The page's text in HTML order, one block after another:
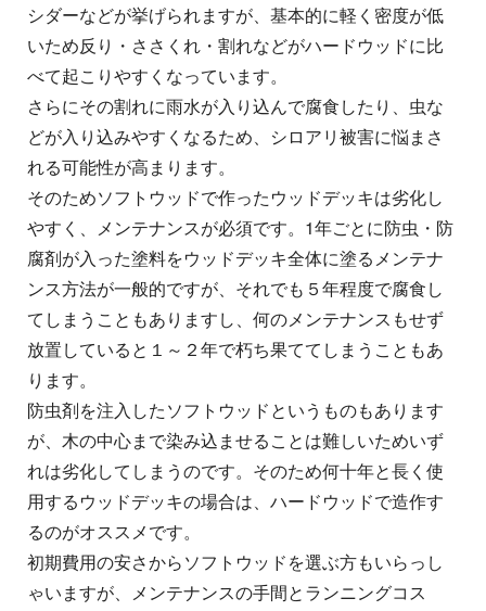
シダーなどが挙げられますが、基本的に軽く密度が低
いため反り・ささくれ・割れなどがハードウッドに比
べて起こりやすくなっています。
さらにその割れに雨水が入り込んで腐食したり、虫な
どが入り込みやすくなるため、シロアリ被害に悩まさ
れる可能性が高まります。
そのためソフトウッドで作ったウッドデッキは劣化し
やすく、メンテナンスが必須です。1年ごとに防虫・防
腐剤が入った塗料をウッドデッキ全体に塗るメンテナ
ンス方法が一般的ですが、それでも５年程度で腐食し
てしまうこともありますし、何のメンテナンスもせず
放置していると１～２年で朽ち果ててしまうこともあ
ります。
防虫剤を注入したソフトウッドというものもあります
が、木の中心まで染み込ませることは難しいためいず
れは劣化してしまうのです。そのため何十年と長く使
用するウッドデッキの場合は、ハードウッドで造作す
るのがオススメです。
初期費用の安さからソフトウッドを選ぶ方もいらっし
ゃいますが、メンテナンスの手間とランニングコス